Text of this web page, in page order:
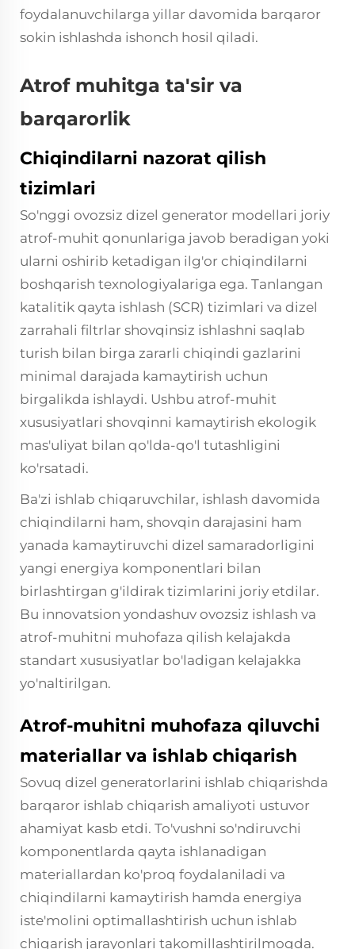
foydalanuvchilarga yillar davomida barqaror
sokin ishlashda ishonch hosil qiladi.
Atrof muhitga ta'sir va
barqarorlik
Chiqindilarni nazorat qilish
tizimlari
So'nggi ovozsiz dizel generator modellari joriy
atrof-muhit qonunlariga javob beradigan yoki
ularni oshirib ketadigan ilg'or chiqindilarni
boshqarish texnologiyalariga ega. Tanlangan
katalitik qayta ishlash (SCR) tizimlari va dizel
zarrahali filtrlar shovqinsiz ishlashni saqlab
turish bilan birga zararli chiqindi gazlarini
minimal darajada kamaytirish uchun
birgalikda ishlaydi. Ushbu atrof-muhit
xususiyatlari shovqinni kamaytirish ekologik
mas'uliyat bilan qo'lda-qo'l tutashligini
ko'rsatadi.
Ba'zi ishlab chiqaruvchilar, ishlash davomida
chiqindilarni ham, shovqin darajasini ham
yanada kamaytiruvchi dizel samaradorligini
yangi energiya komponentlari bilan
birlashtirgan g'ildirak tizimlarini joriy etdilar.
Bu innovatsion yondashuv ovozsiz ishlash va
atrof-muhitni muhofaza qilish kelajakda
standart xususiyatlar bo'ladigan kelajakka
yo'naltirilgan.
Atrof-muhitni muhofaza qiluvchi
materiallar va ishlab chiqarish
Sovuq dizel generatorlarini ishlab chiqarishda
barqaror ishlab chiqarish amaliyoti ustuvor
ahamiyat kasb etdi. To'vushni so'ndiruvchi
komponentlarda qayta ishlanadigan
materiallardan ko'proq foydalaniladi va
chiqindilarni kamaytirish hamda energiya
iste'molini optimallashtirish uchun ishlab
chiqarish jarayonlari takomillashtirilmoqda.